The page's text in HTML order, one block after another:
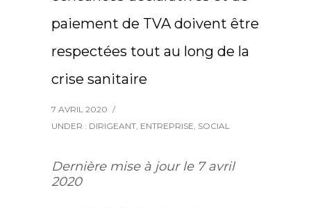
paiement de TVA doivent être
respectées tout au long de la
crise sanitaire
7 AVRIL 2020 /
UNDER : DIRIGEANT, ENTREPRISE, SOCIAL
Dernière mise à jour le 7 avril
2020